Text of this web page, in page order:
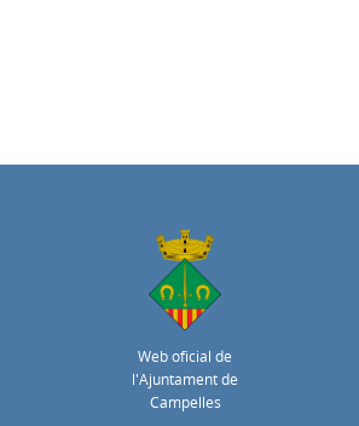
Web oficial de
l'Ajuntament de
Campelles